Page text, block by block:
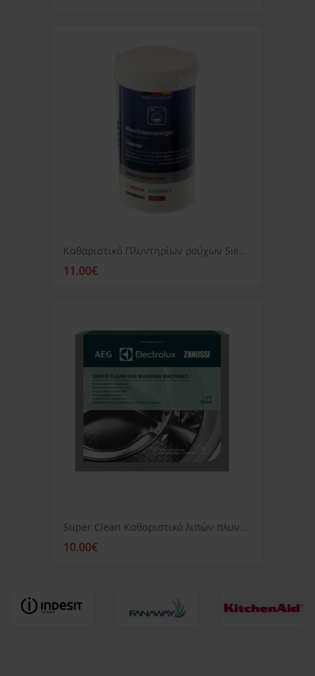
Καθαριστικό Πλυντηρίων ρούχων Siemens
11.00€
Super Clean Καθαριστικό λιπών πλυντηρίου ρούχων Aeg
10.00€